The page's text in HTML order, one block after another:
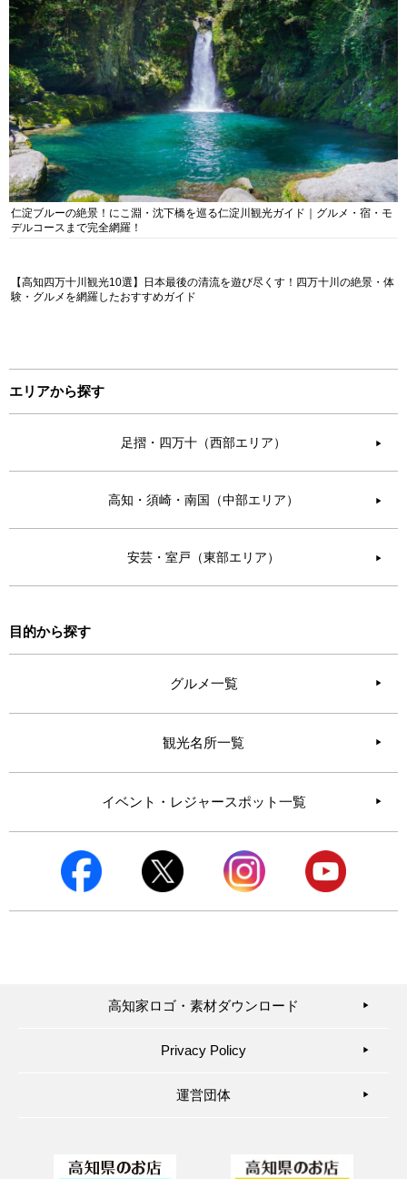
仁淀ブルーの絶景！にこ淵・沈下橋を巡る仁淀川観光ガイド｜グルメ・宿・モ
デルコースまで完全網羅！
【高知四万十川観光10選】日本最後の清流を遊び尽くす！四万十川の絶景・体
験・グルメを網羅したおすすめガイド
エリアから探す
足摺・四万十（西部エリア） ▶︎
高知・須崎・南国（中部エリア） ▶︎
安芸・室戸（東部エリア） ▶︎
目的から探す
グルメ一覧
観光名所一覧
イベント・レジャースポット一覧
高知家ロゴ・素材ダウンロード ▶︎
Privacy Policy ▶︎
運営団体 ▶︎